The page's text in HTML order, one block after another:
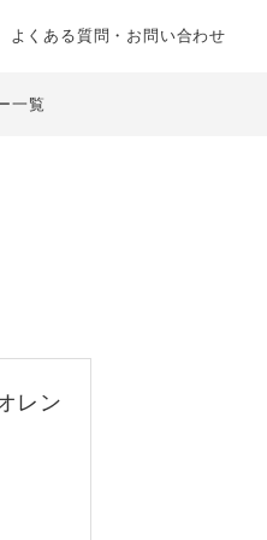
よくある質問・お問い合わせ
一覧
レン